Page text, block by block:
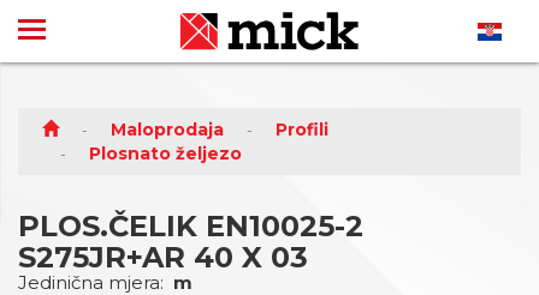
Maloprodaja
Profili
Plosnato željezo
PLOS.ČELIK EN10025-2
S275JR+AR 40 X 03
Jedinična mjera: m